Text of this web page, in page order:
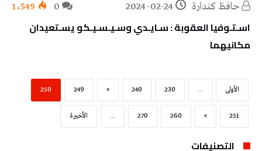
حافظ كندارة 2024-02-24 1٬549
اسـتـوفيا العقوبة : سـايـدي وسـيـسـيـكو يسـتعيدان
مكانيهما
‫الأولى‬ ...
230
240
«
249
250
251
»
260
270
... ‫الأخيرة‬
التصنيفات